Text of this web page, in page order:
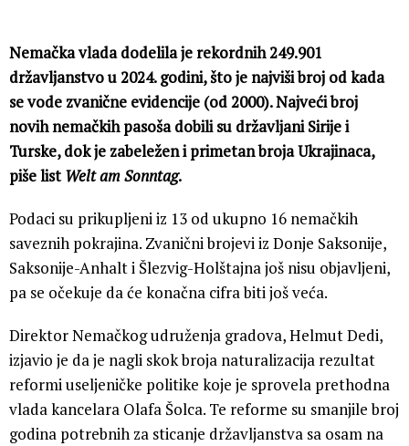
Nemačka vlada dodelila je rekordnih 249.901
državljanstvo u 2024. godini, što je najviši broj od kada
se vode zvanične evidencije (od 2000). Najveći broj
novih nemačkih pasoša dobili su državljani Sirije i
Turske, dok je zabeležen i primetan broja Ukrajinaca,
piše listWelt am Sonntag.
Podaci su prikupljeni iz 13 od ukupno 16 nemačkih
saveznih pokrajina. Zvanični brojevi iz Donje Saksonije,
Saksonije-Anhalt i Šlezvig-Holštajna još nisu objavljeni,
pa se očekuje da će konačna cifra biti još veća.
Direktor Nemačkog udruženja gradova, Helmut Dedi,
izjavio je da je nagli skok broja naturalizacija rezultat
reformi useljeničke politike koje je sprovela prethodna
vlada kancelara Olafa Šolca. Te reforme su smanjile broj
godina potrebnih za sticanje državljanstva sa osam na